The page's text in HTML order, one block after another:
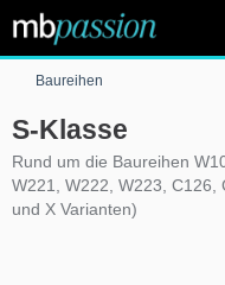
Baureihen
S-Klasse
Rund um die Baureihen
W221, W222, W223, C126,
und X Varianten)